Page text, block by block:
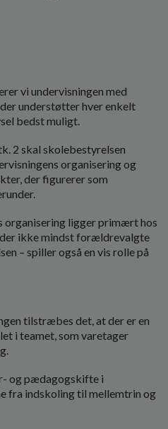
vi undervisningen med
understøtter hver enkelt
bedst muligt.
2 skal skolebestyrelsen
organisering og
der figurerer som
organisering ligger primært hos
ikke mindst forældrevalgte
– spiller også en vis rolle på
tilstræbes det, at der er en
i teamet, som varetager
og pædagogskifte i
fra indskoling til mellemtrin og